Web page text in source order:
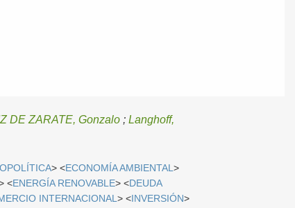
DE ZARATE, Gonzalo ;Langhoff,
> <ECONOMÍA AMBIENTAL>
<ENERGÍA RENOVABLE> <DEUDA
INTERNACIONAL> < INVERSIÓN>